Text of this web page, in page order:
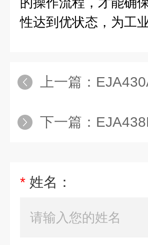
性达到优状态，为工
上一篇：
下一篇：
* 姓名：